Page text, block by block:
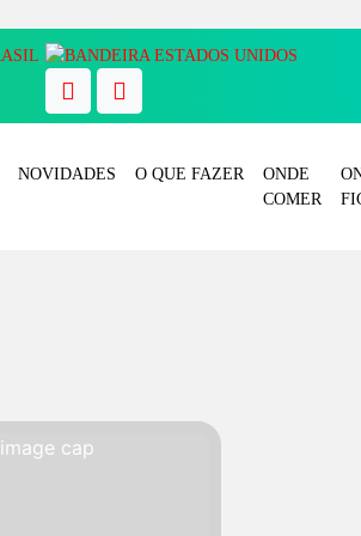
NOVIDADES O QUE FAZER
ONDE
COMER